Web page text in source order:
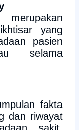
yang
pasien
selama
fakta
dan riwayat